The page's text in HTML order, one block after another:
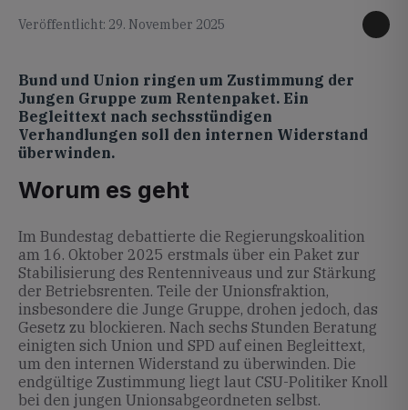
Veröffentlicht: 29. November 2025
Bund und Union ringen um Zustimmung der
Jungen Gruppe zum Rentenpaket. Ein
Begleittext nach sechsstündigen
Verhandlungen soll den internen Widerstand
überwinden.
Worum es geht
Im Bundestag debattierte die Regierungskoalition
am 16. Oktober 2025 erstmals über ein Paket zur
Stabilisierung des Rentenniveaus und zur Stärkung
der Betriebsrenten. Teile der Unionsfraktion,
insbesondere die Junge Gruppe, drohen jedoch, das
Gesetz zu blockieren. Nach sechs Stunden Beratung
einigten sich Union und SPD auf einen Begleittext,
um den internen Widerstand zu überwinden. Die
endgültige Zustimmung liegt laut CSU-Politiker Knoll
bei den jungen Unionsabgeordneten selbst.